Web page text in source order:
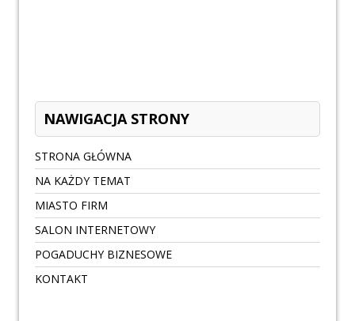
NAWIGACJA STRONY
STRONA GŁÓWNA
NA KAŻDY TEMAT
MIASTO FIRM
SALON INTERNETOWY
POGADUCHY BIZNESOWE
KONTAKT